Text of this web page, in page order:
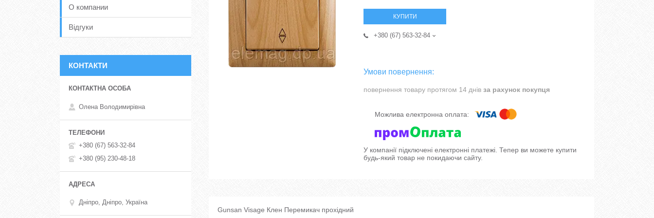
КУПИТИ
+380 (67) 563-32-84
повернення товару протягом 14 днів за рахунок покупця
У компанії підключені електронні платежі. Тепер ви можете купити
будь-який товар не покидаючи сайту.
Gunsan Visage Клен Перемикач прохідний
О компании
Відгуки
КОНТАКТИ
Олена Володимирівна
+380 (67) 563-32-84
+380 (95) 230-48-18
Дніпро, Дніпро, Україна